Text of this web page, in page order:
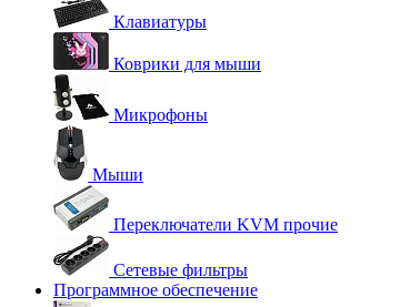
Клавиатуры
Коврики для мыши
Микрофоны
Мыши
Переключатели KVM прочие
Сетевые фильтры
Программное обеспечение